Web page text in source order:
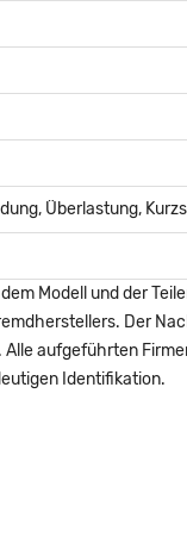
Überlastung,
Modell und der
Der
aufgeführten
Identifikation.